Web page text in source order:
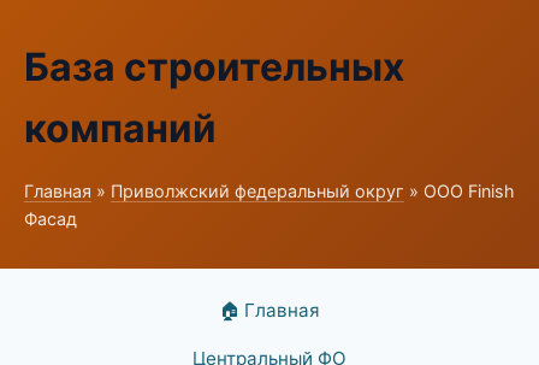
База строительных
компаний
Главная » Приволжский федеральный округ » ООО Finish
Фасад
🏠 Главная
Центральный ФО